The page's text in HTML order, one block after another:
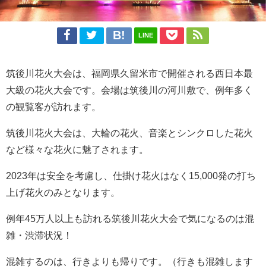
LINE
筑後川花火大会は、福岡県久留米市で開催される西日本最
大級の花火大会です。会場は筑後川の河川敷で、例年多く
の観覧客が訪れます。
筑後川花火大会は、大輪の花火、音楽とシンクロした花火
など様々な花火に魅了されます。
2023年は安全を考慮し、仕掛け花火はなく15,000発の打ち
上げ花火のみとなります。
例年45万人以上も訪れる筑後川花火大会で気になるのは混
雑・渋滞状況！
混雑するのは、行きよりも帰りです。（行きも混雑します